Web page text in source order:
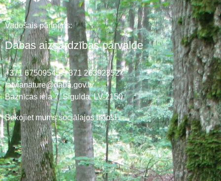
Vadošais partneris:
Dabas aizsardzības pārvalde
+371 67509545,+371 26392352
latvianature@daba.gov.lv
Baznīcas iela 7, Sigulda, LV-2150
Sekojiet mums sociālajos tīklos!